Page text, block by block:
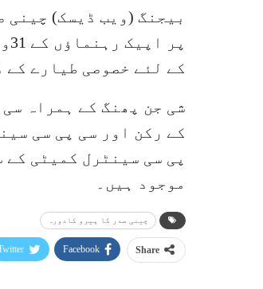
بیجنگ (ویب ڈیسک) چینی
کے لئے خصوصی طیارے کے
شی جن پھنگ کے ہمراہ
کے رکن اور سی پی سی
پی سی سینٹرل کمیٹی
موجود ہیں۔
چینی صدر کا پیرو کادورہ
Share
Facebook